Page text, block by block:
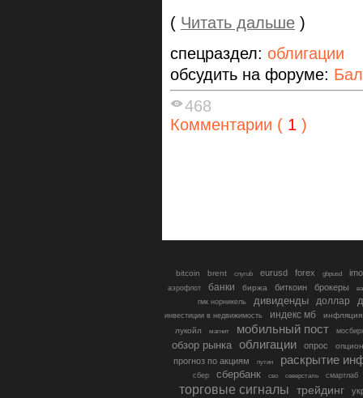
( Читать дальше )
спецраздел: облигации
обсудить на форуме:
468
Комментарии ( 1 )
bitcoin brent cnyrub eurusd forex gbpusd
аэрофлот банки биржа биткоин брокеры
гмк норникель
дивиденды доллар
инвестиции в недвижимость индекс мб
инфляция
лукойл
магнит мобильный пост
обзор рынка облигации опрос
прогноз по акциям путин раскрытие
сбер сбербанк сво северсталь смартлаб
торговые сигналы трейдинг